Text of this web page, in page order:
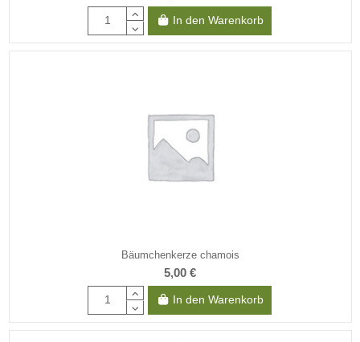
In den Warenkorb
Bäumchenkerze chamois
5,00 €
In den Warenkorb